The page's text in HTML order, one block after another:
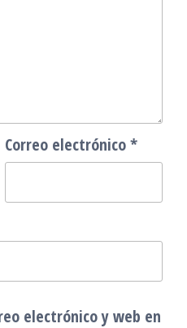
Correo electrónico*
electrónico y web en